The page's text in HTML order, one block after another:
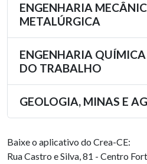
ENGENHARIA
METALÚRGICA
ENGENHARIA QUÍMICA
DO TRABALHO
GEOLOGIA, MINAS E
Baixe o aplicativo do Crea-CE:
Rua Castro e Silva, 81 - Centro